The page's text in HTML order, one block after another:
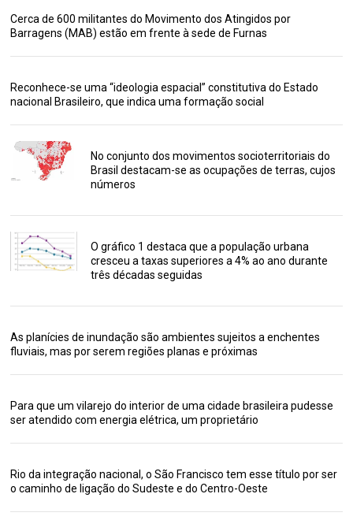
Cerca de 600 militantes do Movimento dos Atingidos por
Barragens (MAB) estão em frente à sede de Furnas
Reconhece-se uma “ideologia espacial” constitutiva do Estado
nacional Brasileiro, que indica uma formação social
No conjunto dos movimentos socioterritoriais do
Brasil destacam-se as ocupações de terras, cujos
números
O gráfico 1 destaca que a população urbana
cresceu a taxas superiores a 4% ao ano durante
três décadas seguidas
As planícies de inundação são ambientes sujeitos a enchentes
fluviais, mas por serem regiões planas e próximas
Para que um vilarejo do interior de uma cidade brasileira pudesse
ser atendido com energia elétrica, um proprietário
Rio da integração nacional, o São Francisco tem esse título por ser
o caminho de ligação do Sudeste e do Centro-Oeste